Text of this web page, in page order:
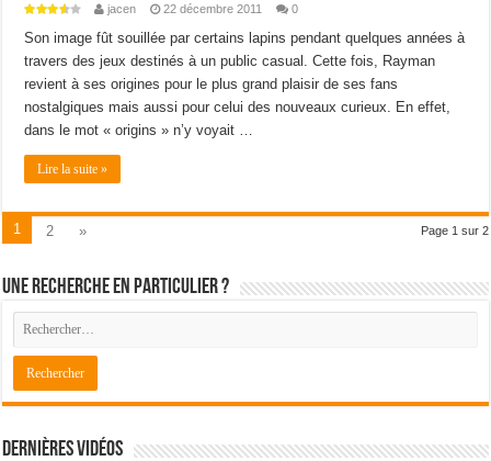
jacen 22 décembre 2011 0
Son image fût souillée par certains lapins pendant quelques années à
travers des jeux destinés à un public casual. Cette fois, Rayman
revient à ses origines pour le plus grand plaisir de ses fans
nostalgiques mais aussi pour celui des nouveaux curieux. En effet,
dans le mot « origins » n’y voyait …
Lire la suite »
Page 1 sur 2
1 2 »
Une recherche en particulier ?
Dernières Vidéos